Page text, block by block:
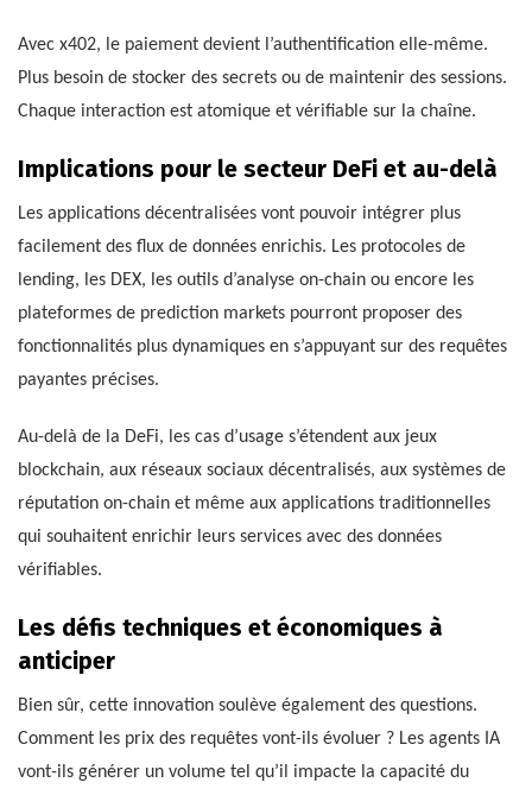
Avec x402, le paiement devient l’authentification elle-même.
Plus besoin de stocker des secrets ou de maintenir des sessions.
Chaque interaction est atomique et vérifiable sur la chaîne.
Implications pour le secteur DeFi et au-delà
Les applications décentralisées vont pouvoir intégrer plus
facilement des flux de données enrichis. Les protocoles de
lending, les DEX, les outils d’analyse on-chain ou encore les
plateformes de prediction markets pourront proposer des
fonctionnalités plus dynamiques en s’appuyant sur des requêtes
payantes précises.
Au-delà de la DeFi, les cas d’usage s’étendent aux jeux
blockchain, aux réseaux sociaux décentralisés, aux systèmes de
réputation on-chain et même aux applications traditionnelles
qui souhaitent enrichir leurs services avec des données
vérifiables.
Les défis techniques et économiques à
anticiper
Bien sûr, cette innovation soulève également des questions.
Comment les prix des requêtes vont-ils évoluer ? Les agents IA
vont-ils générer un volume tel qu’il impacte la capacité du